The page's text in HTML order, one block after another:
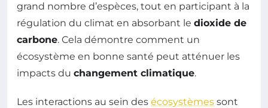
grand nombre d’espèces, tout en participant à la
régulation du climat en absorbant le dioxide de
carbone. Cela démontre comment un
écosystème en bonne santé peut atténuer les
impacts du changement climatique.
Les interactions au sein des écosystèmes sont